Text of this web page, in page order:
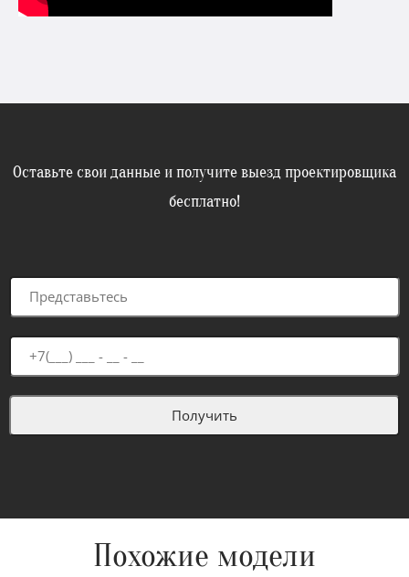
Оставьте свои данные и получите выезд проектировщика
бесплатно!
Похожие модели